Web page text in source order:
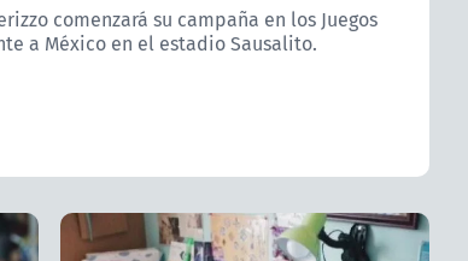
comenzará su campaña en los Juegos
a México en el estadio Sausalito.